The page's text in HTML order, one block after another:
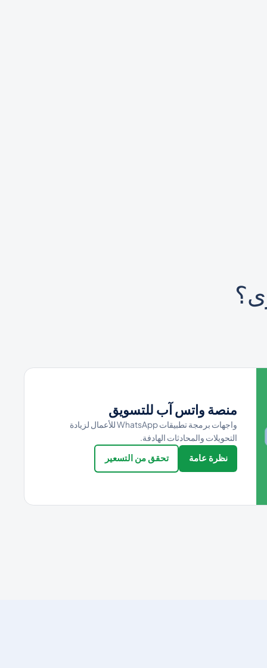
منصة واتس آب للتسويق
واجهات برمجة تطبيقات WhatsApp للأعمال لزيادة
التحويلات والمحادثات الهادفة.
نظرة عامة تحقق من التسعير